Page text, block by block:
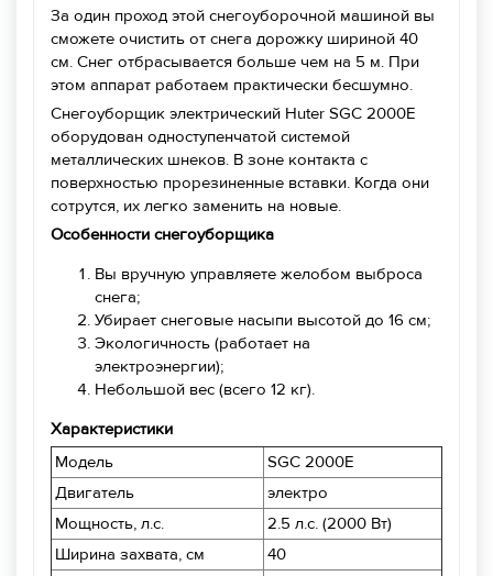
За один проход этой снегоуборочной машиной вы
сможете очистить от снега дорожку шириной 40
см. Снег отбрасывается больше чем на 5 м. При
этом аппарат работаем практически бесшумно.
Снегоуборщик электрический Huter SGC 2000E
оборудован одноступенчатой системой
металлических шнеков. В зоне контакта с
поверхностью прорезиненные вставки. Когда они
сотрутся, их легко заменить на новые.
Особенности снегоуборщика
Вы вручную управляете желобом выброса
снега;
Убирает снеговые насыпи высотой до 16 см;
Экологичность (работает на
электроэнергии);
Небольшой вес (всего 12 кг).
Характеристики
Модель
SGC 2000E
Двигатель
электро
Мощность, л.с.
2.5 л.с. (2000 Вт)
Ширина захвата, см
40